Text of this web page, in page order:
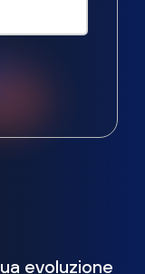
evoluzione